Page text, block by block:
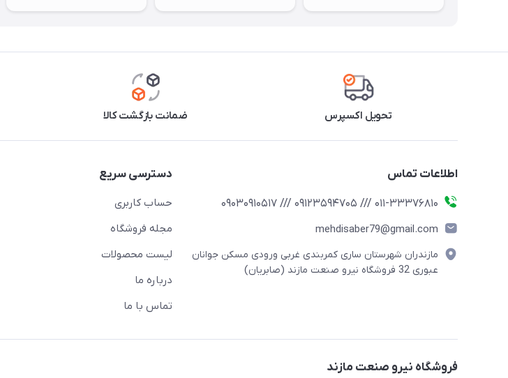
تحویل اکسپرس ضمانت بازگشت کالا
اطلاعات تماس
011-33376810 /// 09123594705 /// 09030910517
mehdisaber79@gmail.com
مازندران شهرستان ساری کمربندی غربی ورودی مسکن جوانان
عبوری 32 فروشگاه نیرو صنعت مازند (صابریان)
دسترسی سریع
حساب کاربری
مجله فروشگاه
لیست محصولات
درباره ما
تماس با ما
فروشگاه نیرو صنعت مازند